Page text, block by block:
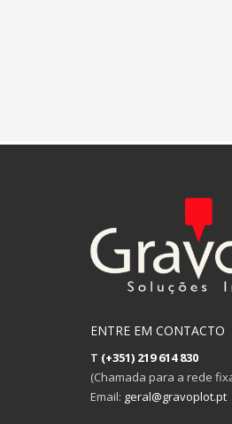
ENTRE EM CONTACTO
T (+351) 219 614 830
(Chamada para a rede
Email: geral@gravoplot.pt